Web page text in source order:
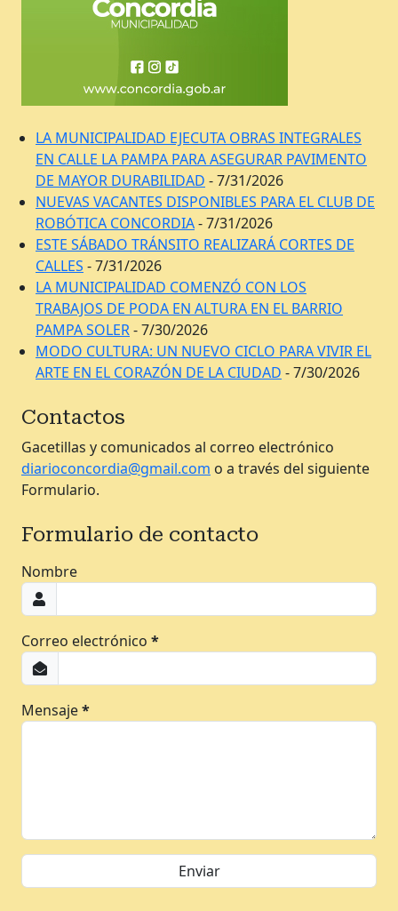
LA MUNICIPALIDAD EJECUTA OBRAS INTEGRALES
EN CALLE LA PAMPA PARA ASEGURAR PAVIMENTO
DE MAYOR DURABILIDAD - 7/31/2026
NUEVAS VACANTES DISPONIBLES PARA EL CLUB DE
ROBÓTICA CONCORDIA- 7/31/2026
ESTE SÁBADO TRÁNSITO REALIZARÁ CORTES DE
CALLES - 7/31/2026
LA MUNICIPALIDAD COMENZÓ CON LOS
TRABAJOS DE PODA EN ALTURA EN EL BARRIO
PAMPA SOLER- 7/30/2026
MODO CULTURA: UN NUEVO CICLO PARA VIVIR EL
ARTE EN EL CORAZÓN DE LA CIUDAD - 7/30/2026
Contactos
Gacetillas y comunicados al correo electrónico
diarioconcordia@gmail.com o a través del siguiente
Formulario.
Formulario de contacto
Nombre
Correo electrónico *
Mensaje*